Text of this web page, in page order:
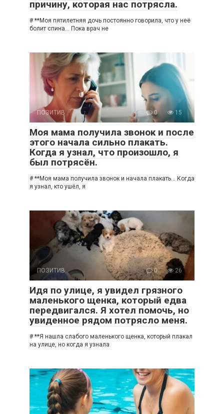
причину, которая нас потрясла.
# **Моя пятилетняя дочь постоянно говорила, что у неё
болит спина… Пока врач не
ПОЗИТИВ 0 15
Моя мама получила звонок и после
этого начала сильно плакать.
Когда я узнал, что произошло, я
был потрясён.
# **Моя мама получила звонок и начала плакать… Когда
я узнал, кто ушёл, я
ПОЗИТИВ 0 26
Идя по улице, я увидел грязного
маленького щенка, который едва
передвигался. Я хотел помочь, но
увиденное рядом потрясло меня.
# **Я нашла слабого маленького щенка, который плакал
на улице, но когда я узнала